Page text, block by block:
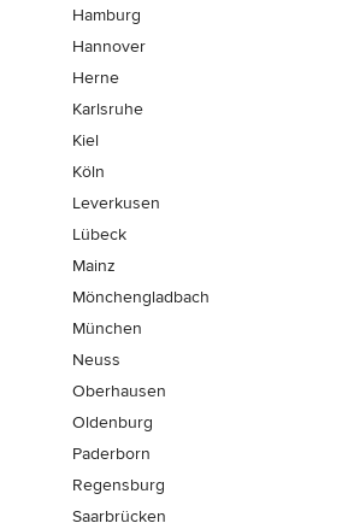
Hamburg
Hannover
Herne
Karlsruhe
Kiel
Köln
Leverkusen
Lübeck
Mainz
Mönchen­gladbach
München
Neuss
Oberhausen
Oldenburg
Paderborn
Regensburg
Saarbrücken